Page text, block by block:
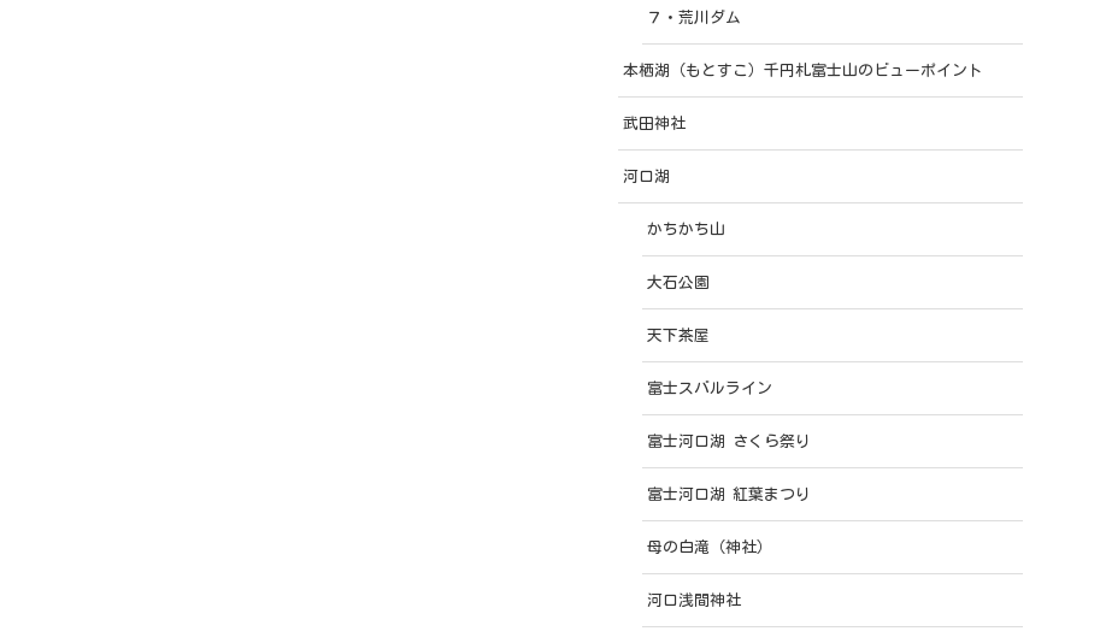
７・荒川ダム
本栖湖（もとすこ）千円札富士山のビューポイント
武田神社
河口湖
かちかち山
大石公園
天下茶屋
富士スバルライン
富士河口湖 さくら祭り
富士河口湖 紅葉まつり
母の白滝（神社）
河口浅間神社